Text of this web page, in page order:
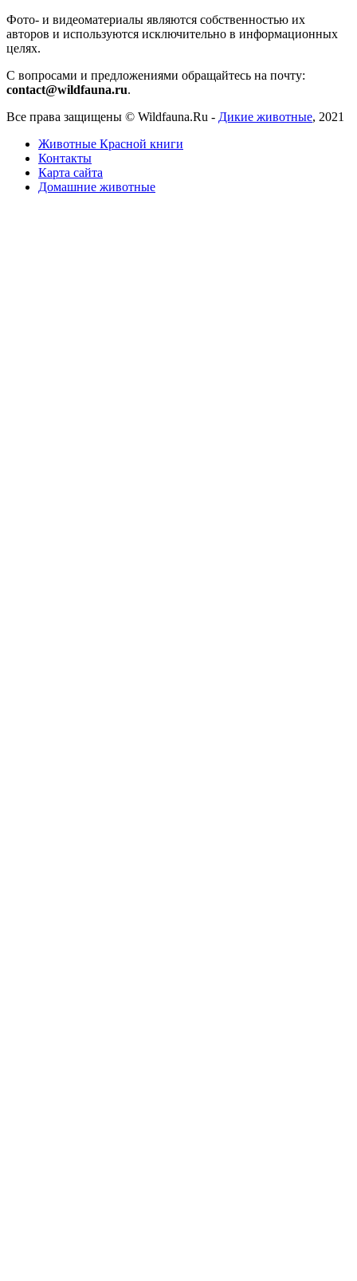
Фото- и видеоматериалы являются собственностью их
авторов и используются исключительно в информационных
целях.
С вопросами и предложениями обращайтесь на почту:
contact@wildfauna.ru.
Все права защищены © Wildfauna.Ru - Дикие животные, 2021
Животные Красной книги
Контакты
Карта сайта
Домашние животные